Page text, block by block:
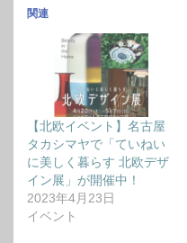
関連
【北欧イベント】名古屋
タカシマヤで「ていねい
に美しく暮らす 北欧デザ
イン展」が開催中！
2023年4月23日
イベント